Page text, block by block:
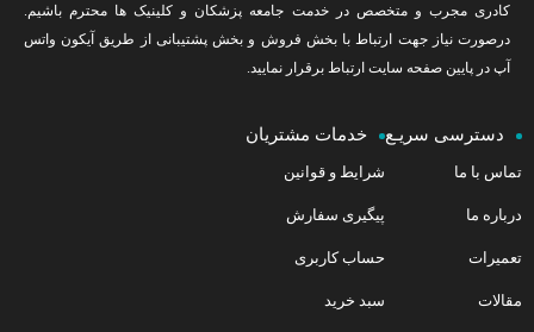
کادری مجرب و متخصص در خدمت جامعه پزشکان و کلینیک ها محترم باشیم.
درصورت نیاز جهت ارتباط با بخش فروش و بخش پشتیبانی از طریق آیکون واتس
آپ در پایین صفحه سایت ارتباط برقرار نمایید.
دسترسی سریـع
تماس با ما
درباره ما
تعمیرات
مقالات
خدمات مشتریان
شرایط و قوانین
پیگیری سفارش
حساب کاربری
سبد خرید